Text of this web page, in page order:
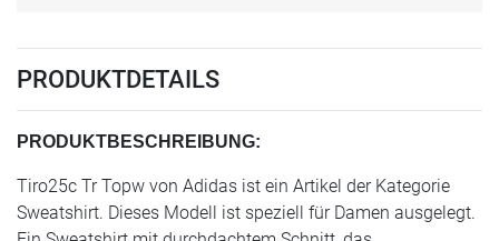
PRODUKTDETAILS
PRODUKTBESCHREIBUNG:
Tiro25c Tr Topw von Adidas ist ein Artikel der Kategorie
Sweatshirt. Dieses Modell ist speziell für Damen ausgelegt.